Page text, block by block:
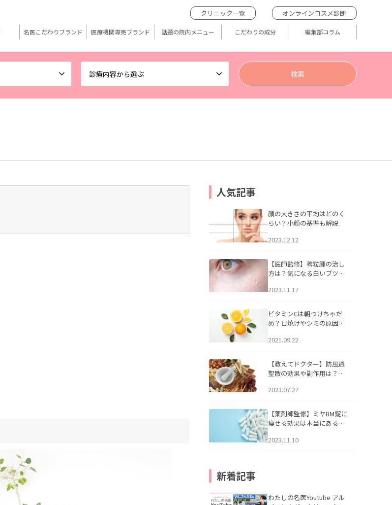
診療内容から選ぶ
クリニック一覧 オンラインコスメ診断
名医こだわりブランド 医療機関専売ブランド 話題の院内メニュー こだわりの成分 編集部コラム
人気記事
顔の大きさの平均はどのく
らい？小顔の基準も解説
2023.12.12
【医師監修】稗粒腫の治し
方は？気になる白いブツブ
アについて
2023.11.17
ビタミンCは朝つけちゃだ
め？日焼けやシミの原因に
2021.09.22
【教えてドクター】防風通
聖散の効果や副作用は？長
2023.07.27
【薬剤師監修】ミヤBM錠に
痩せる効果は本当にある
2023.11.10
新着記事
わたしの名医Youtube アル